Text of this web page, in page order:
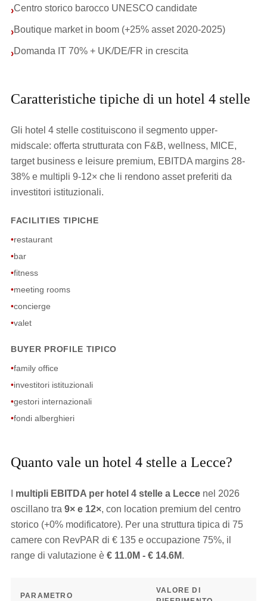
›Centro storico barocco UNESCO candidate
›Boutique market in boom (+25% asset 2020-2025)
›Domanda IT 70% + UK/DE/FR in crescita
Caratteristiche tipiche di un hotel 4 stelle
Gli hotel 4 stelle costituiscono il segmento upper-
midscale: offerta strutturata con F&B, wellness, MICE,
target business e leisure premium, EBITDA margins 28-
38% e multipli 9-12× che li rendono asset preferiti da
investitori istituzionali.
FACILITIES TIPICHE
•restaurant
•bar
•fitness
•meeting rooms
•concierge
•valet
BUYER PROFILE TIPICO
•family office
•investitori istituzionali
•gestori internazionali
•fondi alberghieri
Quanto vale un hotel 4 stelle a Lecce?
multipli EBITDA per hotel 4 stelle a Leccenel 2026
oscillano tra 9× e 12×, con location premium del centro
storico (+0% modificatore). Per una struttura tipica di 75
camere con RevPAR di € 135 e occupazione 75%, il
range di valutazione è € 11.0M - € 14.6M.
PARAMETRO
VALORE DI